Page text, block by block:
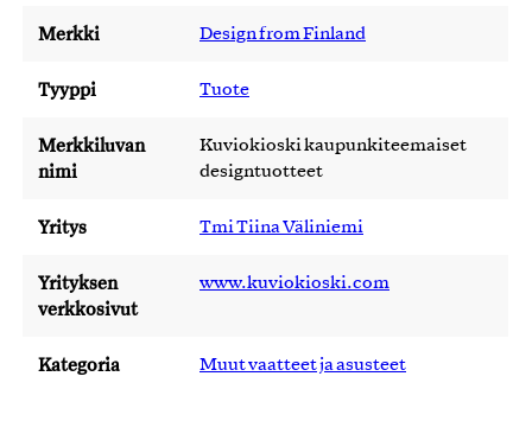
Merkki Design from Finland
Tyyppi Tuote
Merkkiluvan
nimi
Kuviokioski kaupunkiteemaiset
designtuotteet
Yritys Tmi Tiina Väliniemi
Yrityksen
verkkosivut
www.kuviokioski.com
Kategoria Muut vaatteet ja asusteet